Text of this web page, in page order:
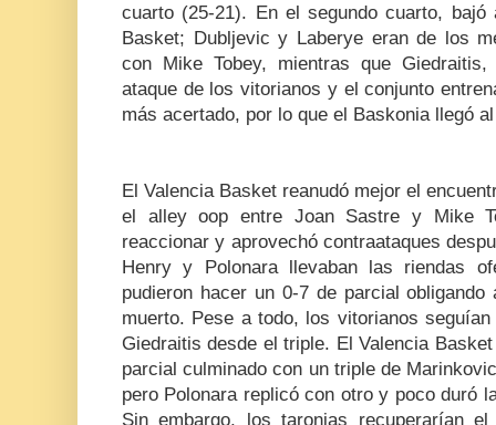
cuarto (25-21). En el segundo cuarto, bajó
Basket; Dubljevic y Laberye eran de los
con Mike Tobey, mientras que
ataque de los vitorianos y el conjunto
más acertado, por lo que el Baskonia llegó
El Valencia Basket reanudó mejor el
el alley oop entre Joan Sastre y Mike
reaccionar y aprovechó contraataques
Henry y Polonara llevaban las riendas
pudieron hacer un 0-7 de parcial
muerto. Pese a todo, los vitorianos
Giedraitis desde el triple. El Valencia
parcial culminado con un triple de
pero Polonara replicó con otro y poco duró
Sin embargo, los taronjas recuperarían